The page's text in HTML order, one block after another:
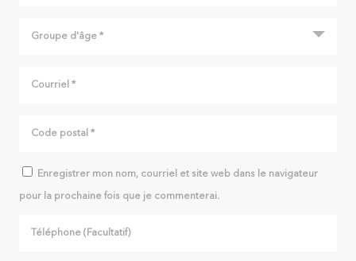
Enregistrer mon nom, courriel et site web dans le navigateur
pour la prochaine fois que je commenterai.